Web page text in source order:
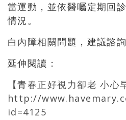
當運動，並依醫囑定期回
情況。
白內障相關問題，建議諮
延伸閱讀：
【青春正好視力卻老 小心
http://
id=4125